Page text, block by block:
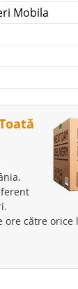
Mobila
ore către orice